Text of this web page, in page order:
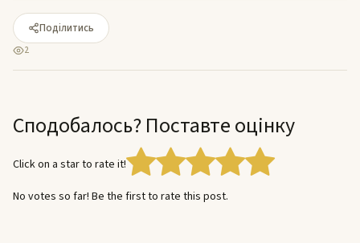
Поділитись
2
Сподобалось? Поставте оцінку
Click on a star to rate it!
No votes so far! Be the first to rate this post.